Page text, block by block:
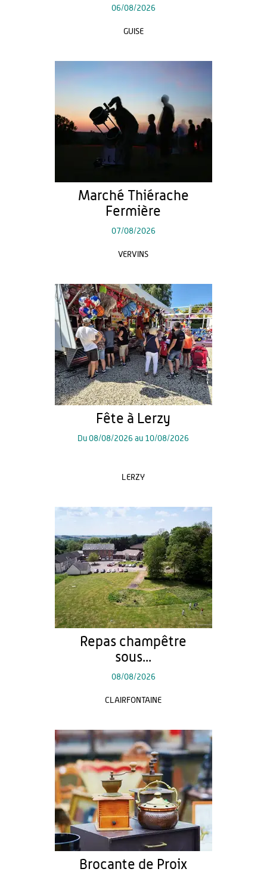
06/08/2026
GUISE
Marché Thiérache
Fermière
07/08/2026
VERVINS
Fête à Lerzy
Du08/08/2026 au 10/08/2026
LERZY
Repas champêtre
sous...
08/08/2026
CLAIRFONTAINE
Brocante de Proix